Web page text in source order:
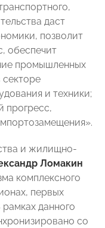
даст
позволит
обеспечит
промышленных
секторе
и техники;
прогресс,
и жилищно-
Ломакин
комплексного
первых
рамках данного
со